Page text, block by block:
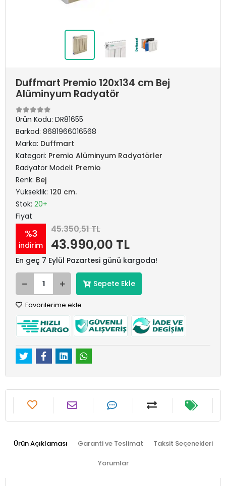
Duffmart Premio 120x134 cm Bej
Alüminyum Radyatör
Ürün Kodu: DR81655
Barkod: 8681966016568
Marka: Duffmart
Kategori: Premio Alüminyum Radyatörler
Radyatör Modeli: Premio
Renk: Bej
Yükseklik: 120 cm.
Stok: 20+
Fiyat
%3
indirim
45.350,51 TL
43.990,00 TL
En geç 7 Eylül Pazartesi günü kargoda!
Sepete Ekle
Favorilerime ekle
Ürün Açıklaması Garanti ve Teslimat Taksit Seçenekleri
Yorumlar